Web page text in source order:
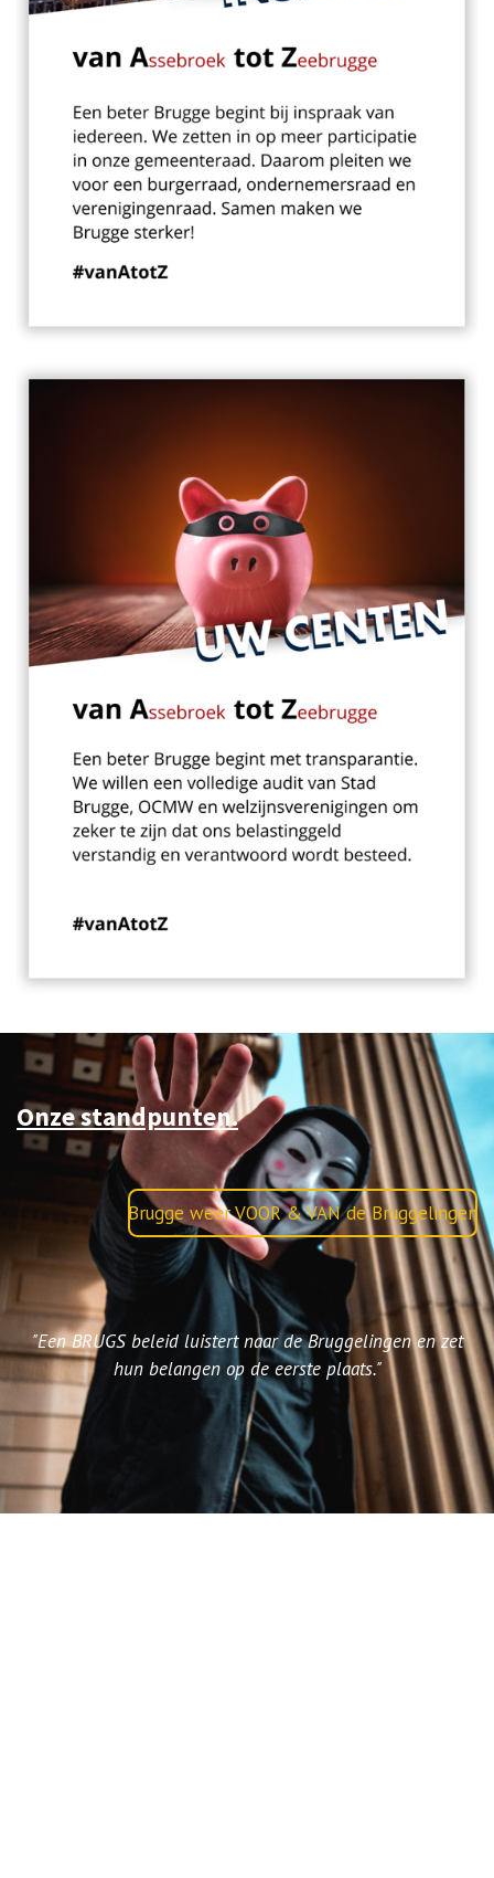
Onze standpunten.
Brugge weer VOOR & VAN de Bruggelingen
"Een BRUGS beleid luistert naar de Bruggelingen en zet
hun belangen op de eerste plaats."